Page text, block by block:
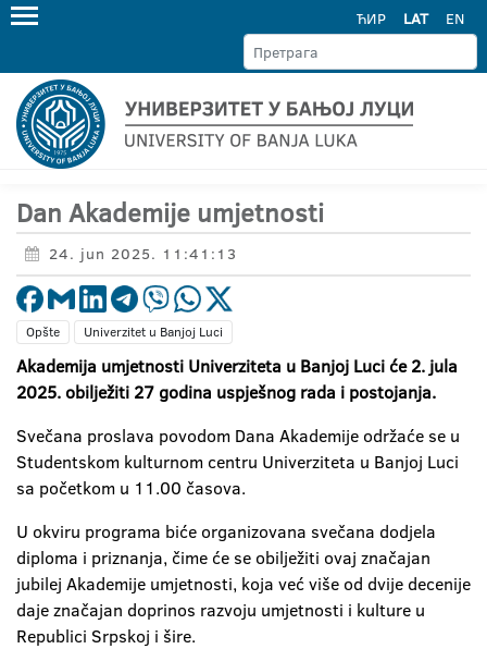
ЋИР LAT EN
Dan Akademije umjetnosti
24. jun 2025. 11:41:13
Opšte Univerzitet u Banjoj Luci
Akademija umjetnosti Univerziteta u Banjoj Luci će 2. jula
2025. obilježiti 27 godina uspješnog rada i postojanja.
Svečana proslava povodom Dana Akademije održaće se u
Studentskom kulturnom centru Univerziteta u Banjoj Luci
sa početkom u 11.00 časova.
U okviru programa biće organizovana svečana dodjela
diploma i priznanja, čime će se obilježiti ovaj značajan
jubilej Akademije umjetnosti, koja već više od dvije decenije
daje značajan doprinos razvoju umjetnosti i kulture u
Republici Srpskoj i šire.